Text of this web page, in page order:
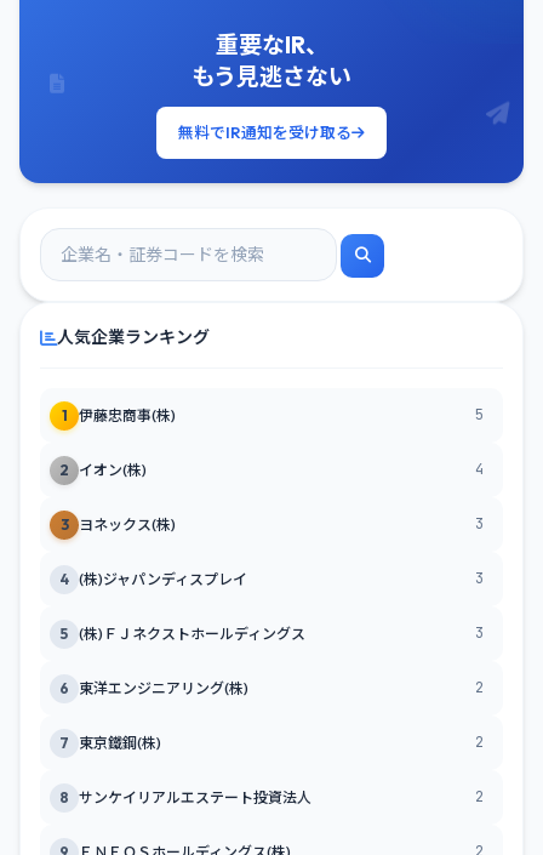
重要なIR、
もう見逃さない
無料でIR通知を受け取る
人気企業ランキング
1 伊藤忠商事(株) 5
2 イオン(株) 4
3 ヨネックス(株) 3
4 (株)ジャパンディスプレイ 3
5 (株)ＦＪネクストホールディングス 3
6 東洋エンジニアリング(株) 2
7 東京鐵鋼(株) 2
8 サンケイリアルエステート投資法人 2